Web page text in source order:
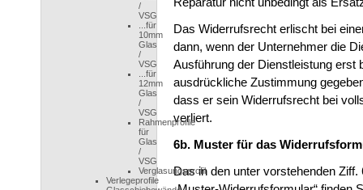
Das Widerrufsrecht erlischt bei
dann, wenn der Unternehmer die
Ausführung der Dienstleistung erst
ausdrückliche Zustimmung
dass er sein Widerrufsrecht bei
verliert.
6b. Muster für das
Das in den unter vorstehenden
/
VSG
...für
10mm
Glas
/
VSG
...für
12mm
Glas
/
VSG
Rahmenprofile
für
Glas
/
VSG
Verglasungsprofil
Verlegeprofile